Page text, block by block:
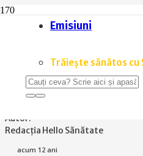
Emisiuni
Trăiește sănătos cu
SĂNĂTATE
Inflamațiile,
Autor:
Redacția Hello Sănătate
acum 12 ani